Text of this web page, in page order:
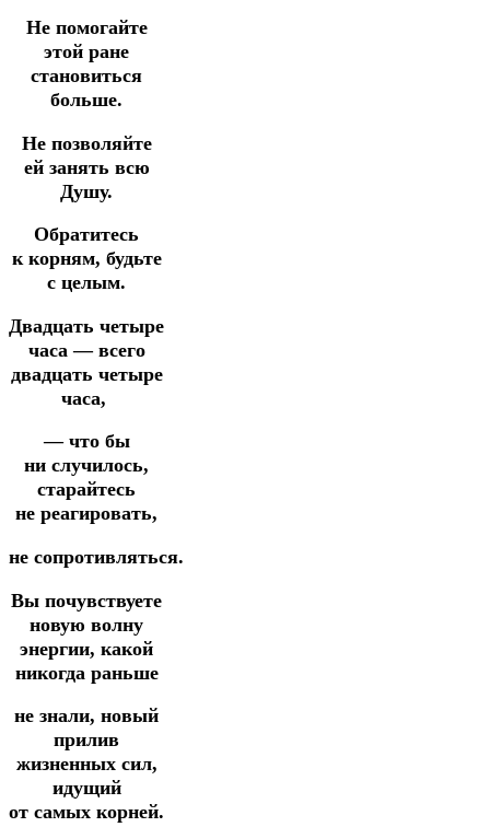
Не помогайте
этой ране
становиться
больше.
Не позволяйте
ей занять всю
Душу.
Обратитесь
к корням, будьте
с целым.
Двадцать четыре
часа — всего
двадцать четыре
часа,
— что бы
ни случилось,
старайтесь
не реагировать,
не сопротивляться.
Вы почувствуете
новую волну
энергии, какой
никогда раньше
не знали, новый
прилив
жизненных сил,
идущий
от самых корней.